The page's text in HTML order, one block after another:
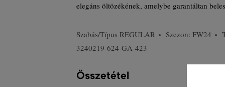
elegáns öltözékének, amelybe garantáltan
Szabás/Típus REGULAR Szezon: FW24
3240219-624-GA-423
Összetétel